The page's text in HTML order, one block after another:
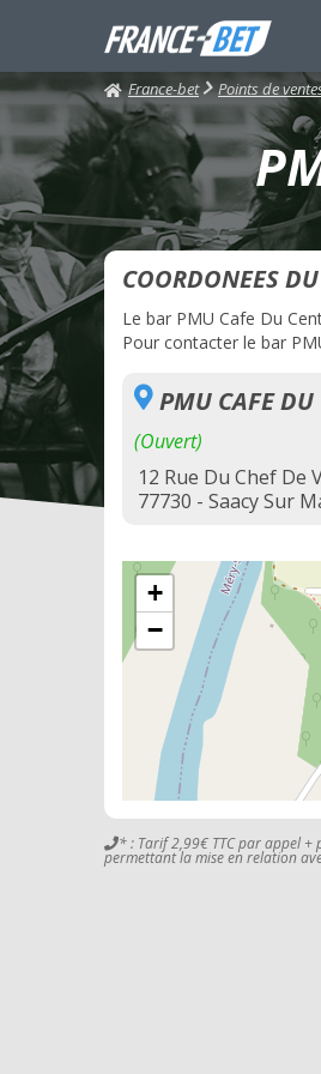
France-bet Points de
COORDONEES
Le bar PMU Cafe Du
Pour contacter le bar
PMU CAFE DU
(Ouvert)
12 Rue Du Chef De
77730 - Saacy Sur
+
−
* : Tarif 2,99€ TTC par appel
permettant la mise en relation